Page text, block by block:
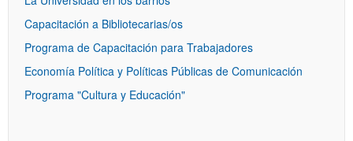
Capacitación a Bibliotecarias/os
Programa de Capacitación para Trabajadores
Economía Política y Políticas Públicas de Comunicación
Programa "Cultura y Educación"